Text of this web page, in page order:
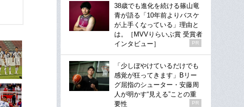
38歳でも進化を続ける篠山竜
青が語る「10年前よりバスケ
が上手くなっている」理由と
は。［MVVりらいぶ賞 受賞者
インタビュー］
PR
「少しぼやけているだけでも
感覚が狂ってきます」Bリー
グ屈指のシューター・安藤周
人が明かす“見える”ことの重
要性
PR